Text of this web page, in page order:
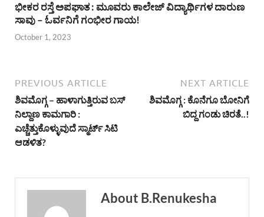
ಭೀಕರ ರಸ್ತೆ ಅಪಘಾತ : ಮೂವರು ಕಾಲೇಜ್ ವಿದ್ಯಾರ್ಥಿಗಳ ದಾರುಣ
ಸಾವು – ಓರ್ವನಿಗೆ ಗಂಭೀರ ಗಾಯ!
October 1, 2023
PREVIOUS ARTICLE
ಶಿವಮೊಗ್ಗ – ಹಾಳಾಗುತ್ತಿರುವ ಬಸ್
ನಿಲ್ದಾಣ ಕಾಮಗಾರಿ :
ಎಚ್ಚೆತ್ತುಕೊಳ್ಳುವುದೆ ಸ್ಮಾರ್ಟ್ ಸಿಟಿ
ಆಡಳಿತ?
NEXT ARTICLE
ಶಿವಮೊಗ್ಗ : ಕೊನೆಗೂ ಬೋನಿಗೆ
ಬಿದ್ದ ಗಂಡು ಚಿರತೆ..!
About B.Renukesha